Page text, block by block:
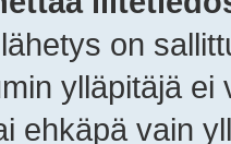
on
ylläpitäjä
ehkäpä vain